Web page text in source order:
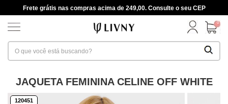
Frete grátis nas compras acima de 249,00. Consulte o seu CEP
0
JAQUETA FEMININA CELINE OFF WHITE
120451